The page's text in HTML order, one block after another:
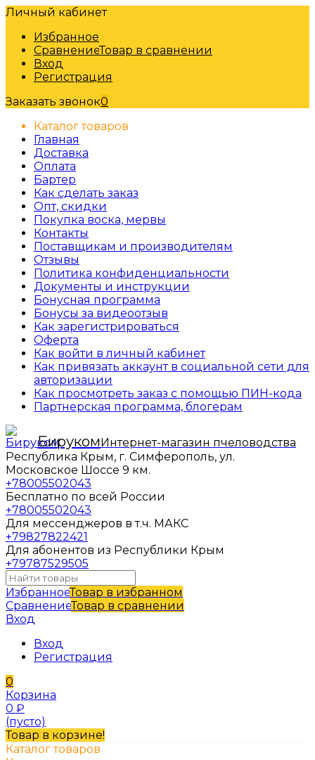
Личный кабинет
Избранное
СравнениеТовар в сравнении
Вход
Регистрация
Заказать звонок0
Каталог товаров
Главная
Доставка
Оплата
Бартер
Как сделать заказ
Опт, скидки
Покупка воска, мервы
Контакты
Поставщикам и производителям
Отзывы
Политика конфиденциальности
Документы и инструкции
Бонусная программа
Бонусы за видеоотзыв
Как зарегистрироваться
Оферта
Как войти в личный кабинет
Как привязать аккаунт в социальной сети для
авторизации
Как просмотреть заказ с помощью ПИН-кода
Партнерская программа, блогерам
БирукомИнтернет-магазин пчеловодства
Республика Крым, г. Симферополь, ул.
Московское Шоссе 9 км.
+78005502043
Бесплатно по всей России
+78005502043
Для мессенджеров в т.ч. МАКС
+79827822421
Для абонентов из Республики Крым
+79787529505
ИзбранноеТовар в избранном
СравнениеТовар в сравнении
Вход
Вход
Регистрация
0
Корзина
0 ₽
(пусто)
Товар в корзине!
Каталог товаров